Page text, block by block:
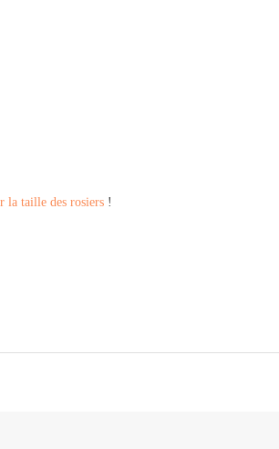
la taille des rosiers!